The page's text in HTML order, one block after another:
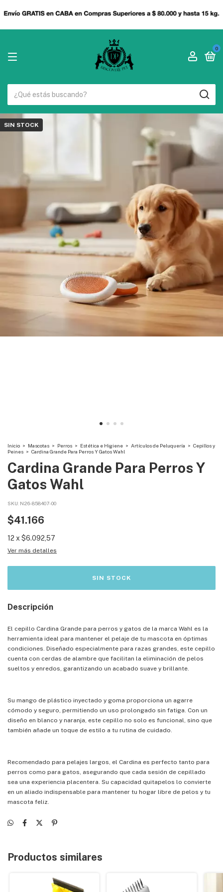
0
SIN STOCK
Inicio > Mascotas > Perros > Estética e Higiene > Artículos de Peluquería > Cepillos y
Peines > Cardina Grande Para Perros Y Gatos Wahl
Cardina Grande Para Perros Y
Gatos Wahl
SKU: N26-858407-00
$41.166
12 x$6.092,57
Ver más detalles
Descripción
El cepillo Cardina Grande para perros y gatos de la marca Wahl es la
herramienta ideal para mantener el pelaje de tu mascota en óptimas
condiciones. Diseñado especialmente para razas grandes, este cepillo
cuenta con cerdas de alambre que facilitan la eliminación de pelos
sueltos y enredos, garantizando un acabado suave y brillante.
Su mango de plástico inyectado y goma proporciona un agarre
cómodo y seguro, permitiendo un uso prolongado sin fatiga. Con un
diseño en blanco y naranja, este cepillo no solo es funcional, sino que
también añade un toque de estilo a tu rutina de cuidado.
Recomendado para pelajes largos, el Cardina es perfecto tanto para
perros como para gatos, asegurando que cada sesión de cepillado
sea una experiencia placentera. Su capacidad quitapelos lo convierte
en un aliado indispensable para mantener tu hogar libre de pelos y tu
mascota feliz.
Productos similares